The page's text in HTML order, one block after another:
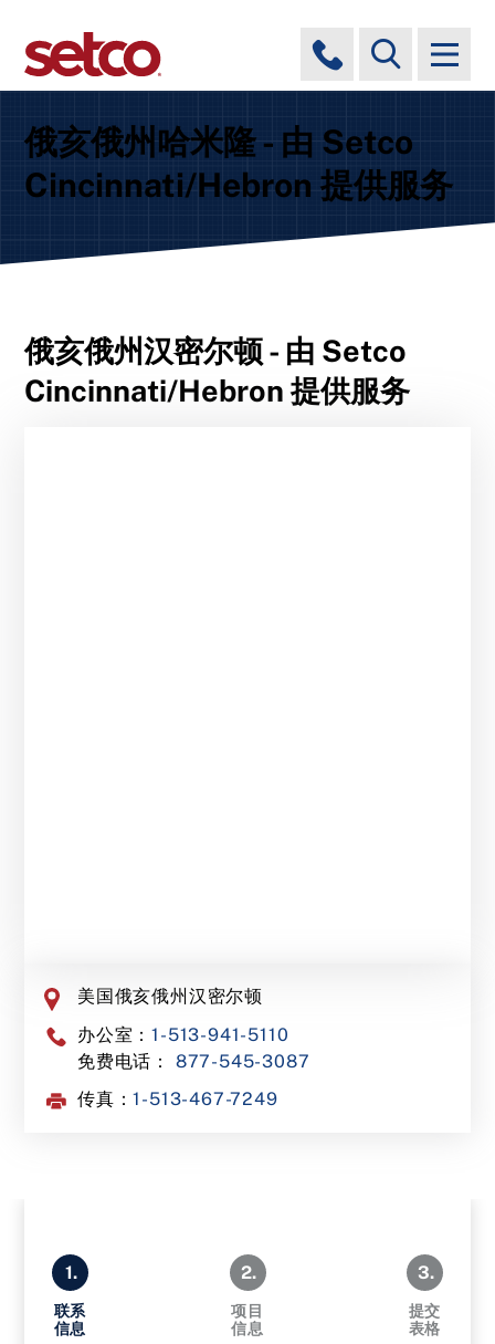
俄亥俄州哈米隆 - 由 Setco
Cincinnati/Hebron 提供服务
俄亥俄州汉密尔顿 - 由 Setco
Cincinnati/Hebron 提供服务
美国俄亥俄州汉密尔顿
办公室：1-513-941-5110
免费电话：
877-545-3087
传真：1-513-467-7249
1.
联系
信息
2.
项目
信息
3.
提交
表格